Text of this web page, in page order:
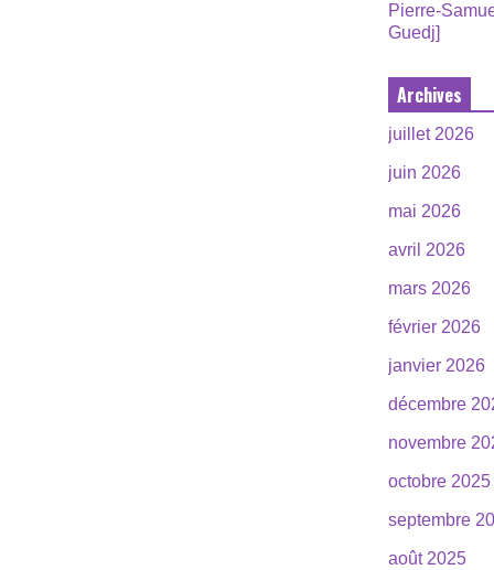
Pierre-
Guedj]
Archives
juillet 2026
juin 2026
mai 2026
avril 2026
mars 2026
février 2026
janvier 2026
décembre
novembre
octobre 2025
septembre
août 2025